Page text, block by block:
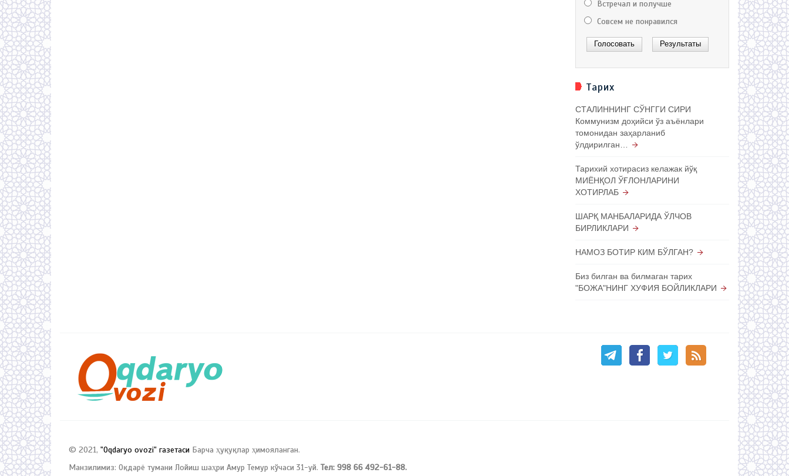
Встречал и получше
Совсем не понравился
Тарих
СТАЛИННИНГ СЎНГГИ СИРИ
Коммунизм доҳийси ўз аъёнлари
томонидан заҳарланиб
ўлдирилган…
Тарихий хотирасиз келажак йўқ
МИЁНҚОЛ ЎҒЛОНЛАРИНИ
ХОТИРЛАБ
ШАРҚ МАНБАЛАРИДА ЎЛЧОВ
БИРЛИКЛАРИ
НАМОЗ БОТИР КИМ БЎЛГАН?
Биз билган ва билмаган тарих
"БОЖА"НИНГ ХУФИЯ БОЙЛИКЛАРИ
© 2021, "Oqdaryo ovozi" газетаси Барча ҳуқуқлар ҳимояланган.
Манзилимиз: Оқдарё тумани Лойиш шаҳри Амур Темур кўчаси 31-уй. Тел: 998 66 492-61-88.